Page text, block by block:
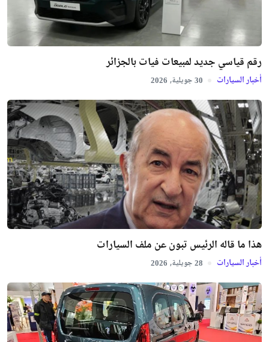
رقم قياسي جديد لمبيعات فيات بالجزائر
أخبار السيارات 30 جويلية, 2026
هذا ما قاله الرئيس تبون عن ملف السيارات
أخبار السيارات 28 جويلية, 2026